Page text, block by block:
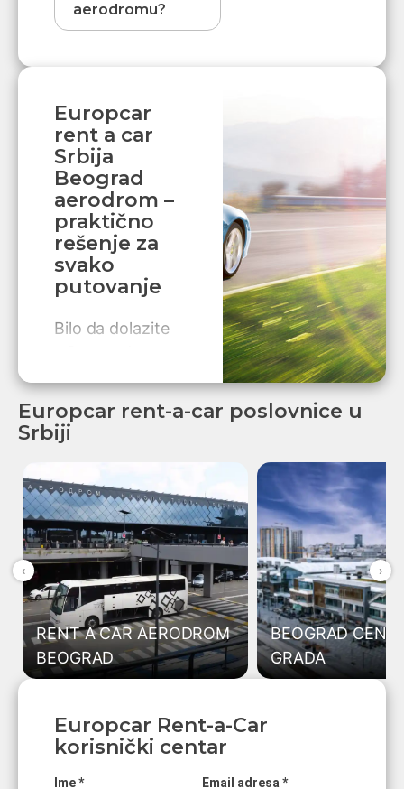
aerodromu?
Europcar
rent a car
Srbija
Beograd
aerodrom –
praktično
rešenje za
svako
putovanje
Bilo da dolazite
turistički, rent a
car aerodrom
omogućava
vam potpunu
slobodu
kretanja od
prvog trenutka.
Direktno
preuzimanje
vozila, jasno
i raznovrsna
ponuda čine
ovu uslugu
Europcar rent-a-car poslovnice u
Srbiji
‹
RENT A CAR AERODROM
BEOGRAD
BEOGRAD
GRADA
›
Europcar Rent-a-Car
korisnički centar
Ime * Email adresa *